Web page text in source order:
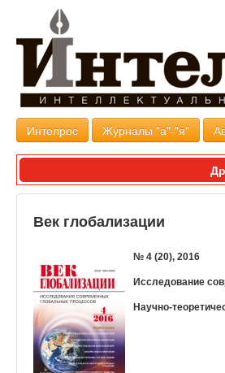
Интелрос Журналы "а"-"я"
Век глобализации
№ 4 (20), 2016
Исследование
Научно-